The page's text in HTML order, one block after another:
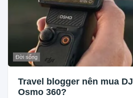
Đời sống
Travel blogger nên mua
Osmo 360?